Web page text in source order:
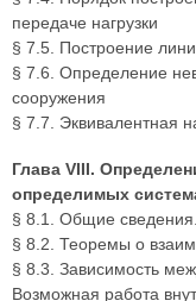
передаче нагрузки
§ 7.5. Построение
§ 7.6. Определение
сооружения
§ 7.7. Эквивалентная
Глава VIII.
определимых
§ 8.1. Общие
§ 8.2. Теоремы о
§ 8.3. Зависимость
Возможная работа